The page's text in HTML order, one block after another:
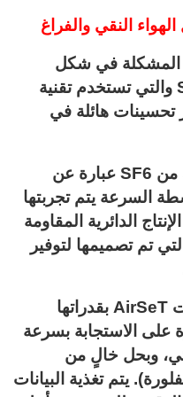
النقي والفراغ
المشكلة في شكل
مجموعة مفاتيح خالية من SF6 والتي تستخدم تقنية
تحسينات هائلة في
تعد تقنية SM AirSeT الخالية من SF6 عبارة عن
السرعة يتم تجربتها
الدائرية المقاومة
تم تصميمها لتوفير
ومن خلال الاستفادة من معدات AirSeT بقدراتها
على الاستجابة بسرعة
وبحل خالٍ من
يتم تغذية البيانات